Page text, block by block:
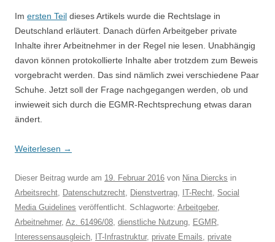
Im ersten Teil dieses Artikels wurde die Rechtslage in
Deutschland erläutert. Danach dürfen Arbeitgeber private
Inhalte ihrer Arbeitnehmer in der Regel nie lesen. Unabhängig
davon können protokollierte Inhalte aber trotzdem zum Beweis
vorgebracht werden. Das sind nämlich zwei verschiedene Paar
Schuhe. Jetzt soll der Frage nachgegangen werden, ob und
inwieweit sich durch die EGMR-Rechtsprechung etwas daran
ändert.
Weiterlesen →
Dieser Beitrag wurde am 19. Februar 2016 von Nina Diercks in
Arbeitsrecht, Datenschutzrecht, Dienstvertrag, IT-Recht, Social
Media Guidelines veröffentlicht. Schlagworte: Arbeitgeber,
Arbeitnehmer, Az. 61496/08, dienstliche Nutzung, EGMR,
Interessensausgleich, IT-Infrastruktur, private Emails, private